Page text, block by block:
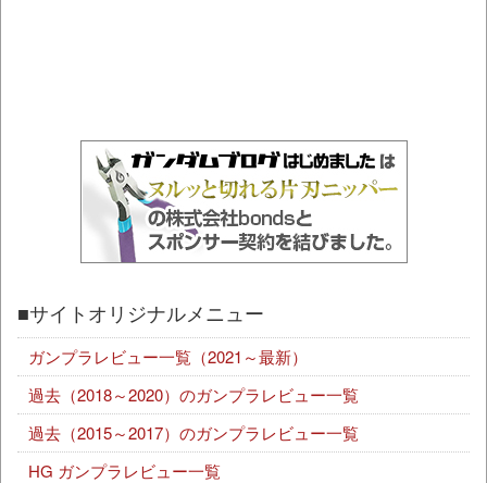
■サイトオリジナルメニュー
ガンプラレビュー一覧（2021～最新）
過去（2018～2020）のガンプラレビュー一覧
過去（2015～2017）のガンプラレビュー一覧
HG ガンプラレビュー一覧